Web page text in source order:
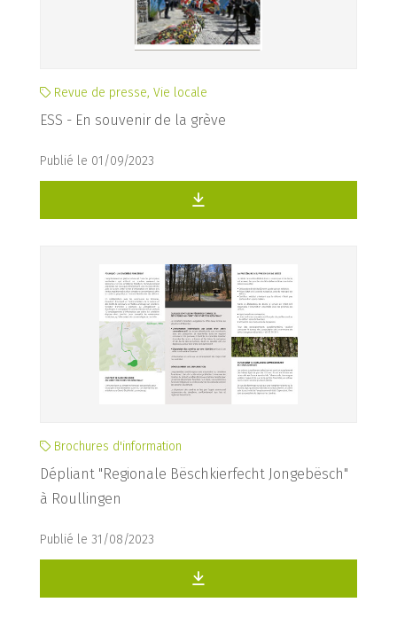
Revue de presse, Vie locale
ESS - En souvenir de la grève
Publié le 01/09/2023
Brochures d'information
Dépliant "Regionale Bëschkierfecht Jongebësch"
à Roullingen
Publié le 31/08/2023